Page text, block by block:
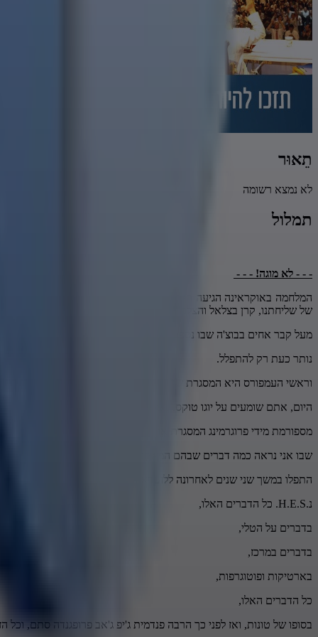
תֵאוּר
לא נמצא רשומה
תמלול
- - - לא מוגה! - - -
של שליחתנו, קרן בצלאל והצלם רוני מרדכי.
מעל קבר אחים בבוצ'ה שבו נספרו עד כה לפחות 200 גופות מתוך ה-400 שבכל האזור,
נותר כעת רק להתפלל.
וראשי העמפורס היא המסגרת של הנאצים.
היום, אתם שומעים על יוגו טוקס. עכשיו, אתם יכולים לראות שכמה
מספורמת מידי פרוגרמינג המסגרת או משהו כזה,
שבו אני נראה כמה דברים שבהם המשפחה של המשפחה בלו ובלו
התפלו במשך שני שנים לאחרונה ללוטדאונס, ג'יפ ג'אבים,
נ.H.E.S. כל הדברים האלו,
בדברים על הטלי,
בדברים במרכז,
בארטיקות ופוטוגרפות,
כל הדברים האלו,
בסופו של טונות, ואז לפני כך הרבה פנדמית ג'יפ ג'אב פרופגנדה סתם, וכל